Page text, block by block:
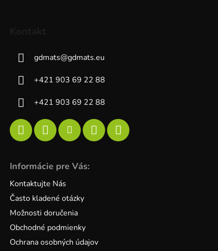
gdmats@gdmats.eu
+421 903 69 22 88
+421 903 69 22 88
Informácie pre Vás:
Kontaktujte Nás
Často kladené otázky
Možnosti doručenia
Obchodné podmienky
Ochrana osobných údajov